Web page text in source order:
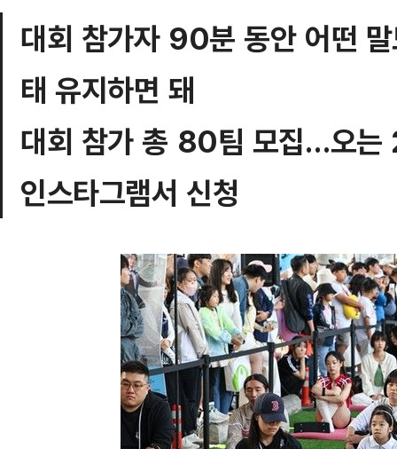
대회 참가자 90분 동안 어떤
태 유지하면 돼
대회 참가 총 80팀 모집…오는
인스타그램서 신청